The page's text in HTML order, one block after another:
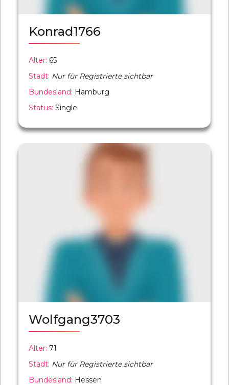
Konrad1766
Alter: 65
Stadt: Nur für Registrierte sichtbar
Bundesland: Hamburg
Status: Single
Wolfgang3703
Alter: 71
Stadt: Nur für Registrierte sichtbar
Bundesland: Hessen